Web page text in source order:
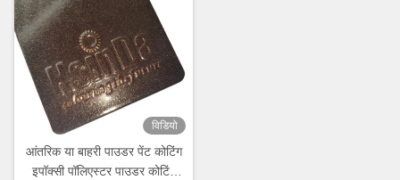
विडियो
आंतरिक या बाहरी पाउडर पेंट कोटिंग
इपॉक्सी पॉलिएस्टर पाउडर कोटिंग